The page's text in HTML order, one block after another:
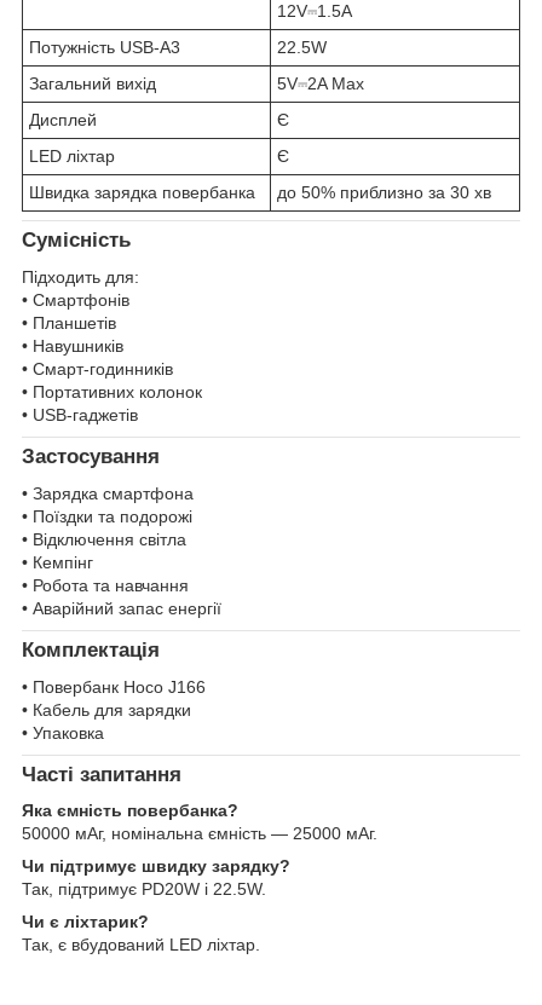
12V⎓1.5A
Потужність USB-A3
22.5W
Загальний вихід
5V⎓2A Max
Дисплей
Є
LED ліхтар
Є
Швидка зарядка повербанка
до 50% приблизно за 30 хв
Сумісність
Підходить для:
• Смартфонів
• Планшетів
• Навушників
• Смарт-годинників
• Портативних колонок
• USB-гаджетів
Застосування
• Зарядка смартфона
• Поїздки та подорожі
• Відключення світла
• Кемпінг
• Робота та навчання
• Аварійний запас енергії
Комплектація
• Повербанк Hoco J166
• Кабель для зарядки
• Упаковка
Часті запитання
Яка ємність повербанка?
50000 мАг, номінальна ємність — 25000 мАг.
Чи підтримує швидку зарядку?
Так, підтримує PD20W і 22.5W.
Чи є ліхтарик?
Так, є вбудований LED ліхтар.